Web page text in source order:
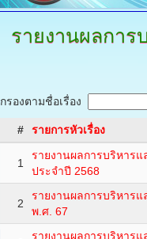
รายงานผลกา
กรองตามชื่อเรื่อง
# รายการหัวเรื่อง
1
รายงานผลการบริหาร
ประจำปี 2568
2
รายงานผลการบริหาร
พ.ศ. 67
รายงานผลการบริหาร